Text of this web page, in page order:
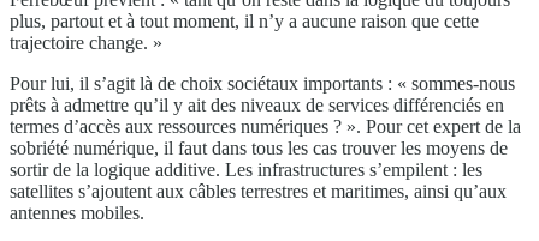
plus, partout et à tout moment, il n’y a aucune raison que cette
trajectoire change. »
Pour lui, il s’agit là de choix sociétaux importants : « sommes-nous
prêts à admettre qu’il y ait des niveaux de services différenciés en
termes d’accès aux ressources numériques ? ». Pour cet expert de la
sobriété numérique, il faut dans tous les cas trouver les moyens de
sortir de la logique additive. Les infrastructures s’empilent : les
satellites s’ajoutent aux câbles terrestres et maritimes, ainsi qu’aux
antennes mobiles.